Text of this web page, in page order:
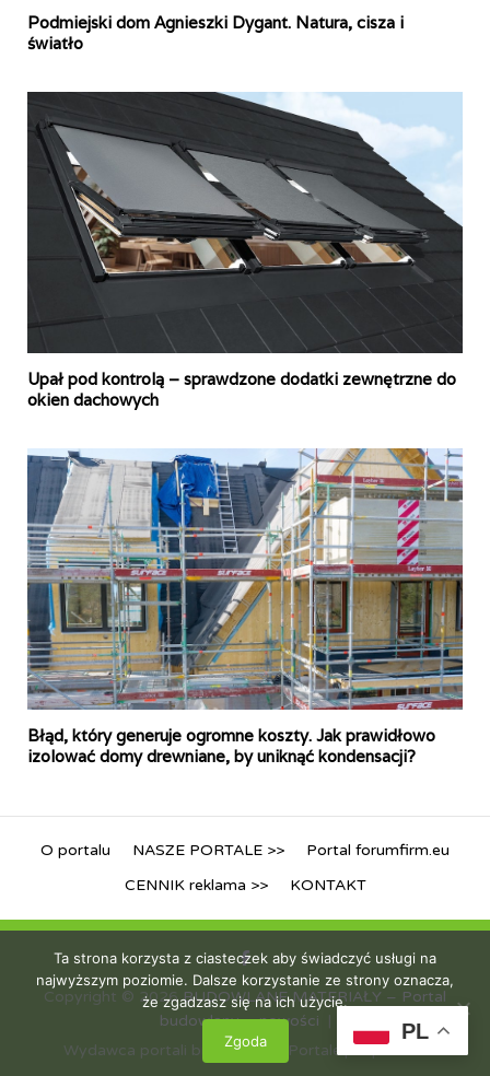
Podmiejski dom Agnieszki Dygant. Natura, cisza i
światło
Upał pod kontrolą – sprawdzone dodatki zewnętrzne do
okien dachowych
Błąd, który generuje ogromne koszty. Jak prawidłowo
izolować domy drewniane, by uniknąć kondensacji?
O portalu NASZE PORTALE >>
Portal forumfirm.eu
CENNIK reklama >>
KONTAKT
Copyright © 2026BUDOWLANE MATERIAŁY – Portal
budowlany – nowości
Wydawca portali branżowych iPortale.pl Sp. z o.o.
PL
Ta strona korzysta z ciasteczek aby świadczyć usługi na
najwyższym poziomie. Dalsze korzystanie ze strony oznacza,
że zgadzasz się na ich użycie.
Zgoda